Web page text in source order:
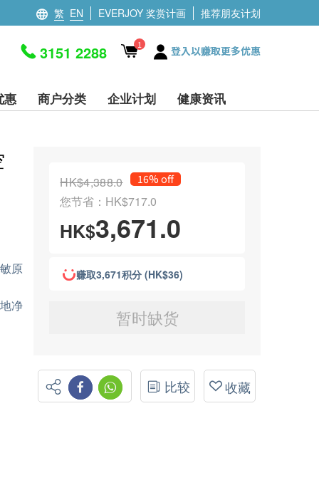
繁 EN EVERJOY 奖赏计画 推荐朋友计划
3151 2288 1 登入以赚取更多优惠
惠 商户分类 企业计划 健康资讯
原
净
HK$4,388.0 16% off
您节省：HK$717.0
HK$3,671.0
赚取3,671积分 (HK$36)
暂时缺货
比较 收藏